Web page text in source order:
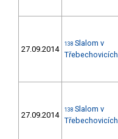
27.09.2014
138 Slalom v
Třebechovicích
27.09.2014
138 Slalom v
Třebechovicích